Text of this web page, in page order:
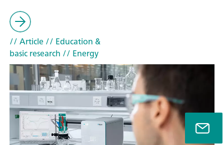
// Article// Education &
basic research // Energy